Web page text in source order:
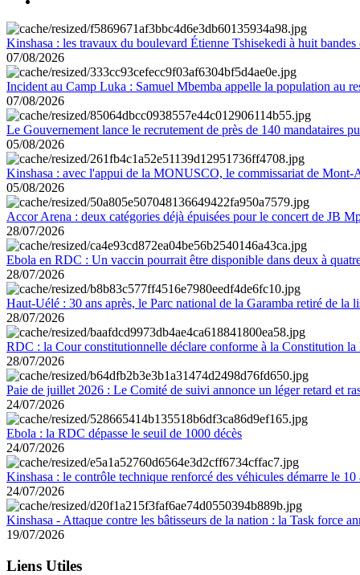
Kinshasa : les travaux du boulevard Étienne Tshisekedi à huit
07/08/2026
Incident au Camp Luka : Samuel Mbemba appelle la population au
07/08/2026
Le Gouvernement lance le recrutement de près de 140 mandataires
05/08/2026
Kinshasa : avec l'appui de la MONUSCO, le commissariat de Mont-
05/08/2026
Accor Arena : deux catégories déjà épuisées pour le concert de JB
28/07/2026
Ebola en RDC : Un vaccin pourrait être disponible dans deux à
28/07/2026
Haut-Uélé : 30 ans après, le Parc national de la Garamba retiré de la
28/07/2026
RDC : la Cour constitutionnelle déclare conforme à la Constitution la
28/07/2026
Paie de juillet 2026 : Le Comité de suivi annonce un léger retard et
24/07/2026
Ebola : la RDC dépasse le seuil de 1000 décès
24/07/2026
Kinshasa : le contrôle technique renforcé des véhicules démarre le 10
24/07/2026
Kinshasa - Attaque contre les bâtisseurs de la nation : la Task force
19/07/2026
Liens Utiles